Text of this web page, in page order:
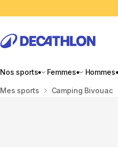
Nos sports Femmes Hommes
Accueil
Mes sports Camping Bivouac